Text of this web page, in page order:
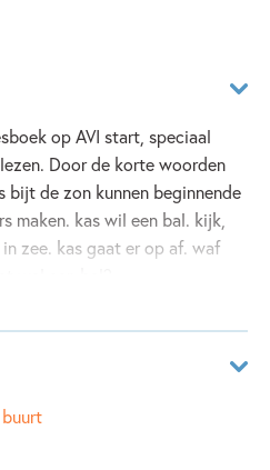
op AVI start, speciaal
Door de korte woorden
bijt de zon kunnen beginnende
maken. kas wil een bal. kijk,
zee. kas gaat er op af. waf